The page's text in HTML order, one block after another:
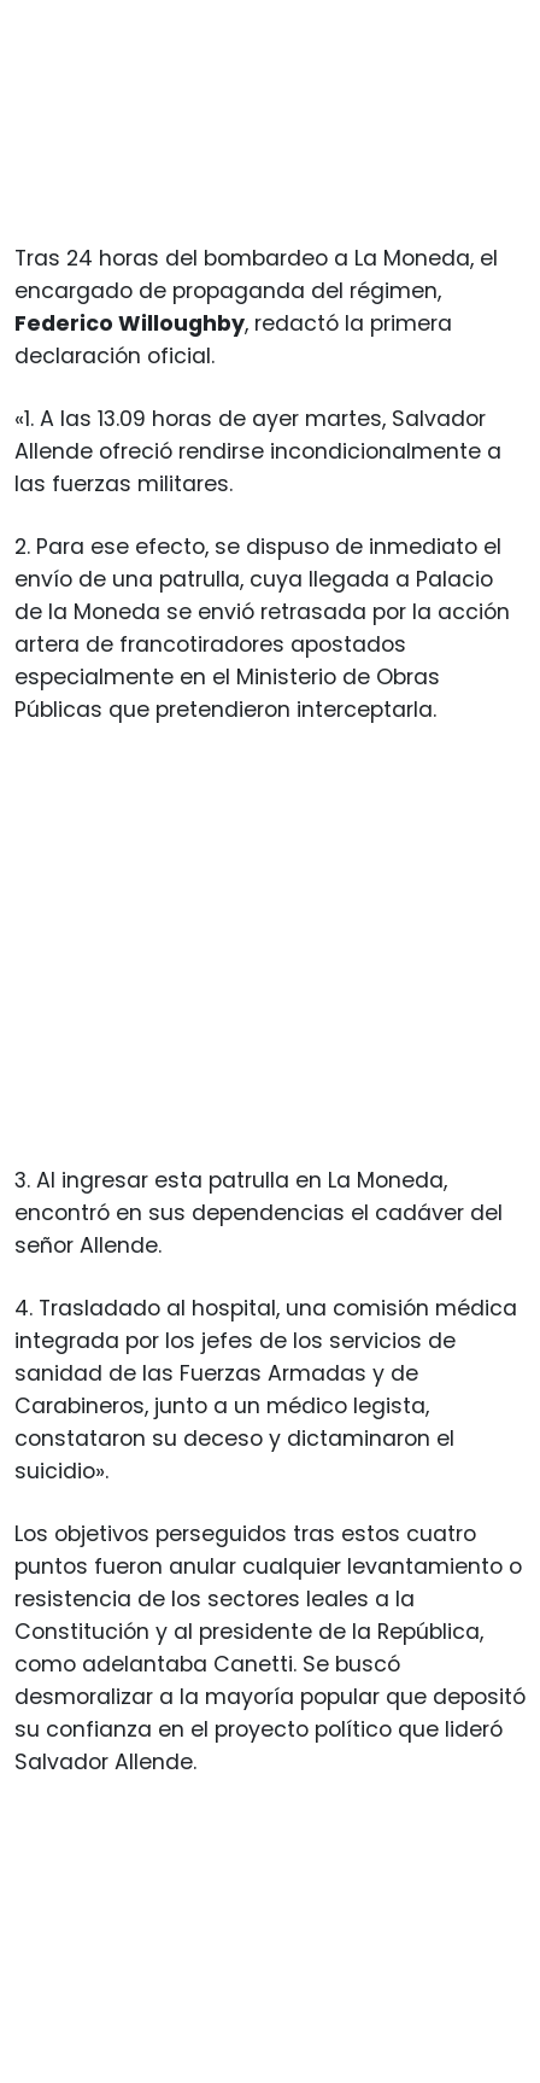
Tras 24 horas del bombardeo a La Moneda, el
encargado de propaganda del régimen,
Federico Willoughby, redactó la primera
declaración oficial.
«1. A las 13.09 horas de ayer martes, Salvador
Allende ofreció rendirse incondicionalmente a
las fuerzas militares.
2. Para ese efecto, se dispuso de inmediato el
envío de una patrulla, cuya llegada a Palacio
de la Moneda se envió retrasada por la acción
artera de francotiradores apostados
especialmente en el Ministerio de Obras
Públicas que pretendieron interceptarla.
3. Al ingresar esta patrulla en La Moneda,
encontró en sus dependencias el cadáver del
señor Allende.
4. Trasladado al hospital, una comisión médica
integrada por los jefes de los servicios de
sanidad de las Fuerzas Armadas y de
Carabineros, junto a un médico legista,
constataron su deceso y dictaminaron el
suicidio».
Los objetivos perseguidos tras estos cuatro
puntos fueron anular cualquier levantamiento o
resistencia de los sectores leales a la
Constitución y al presidente de la República,
como adelantaba Canetti. Se buscó
desmoralizar a la mayoría popular que depositó
su confianza en el proyecto político que lideró
Salvador Allende.